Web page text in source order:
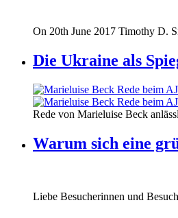
On 20th June 2017 Timothy D.
Die Ukraine als
Rede von Marieluise Beck
Warum sich eine
Liebe Besucherinnen und